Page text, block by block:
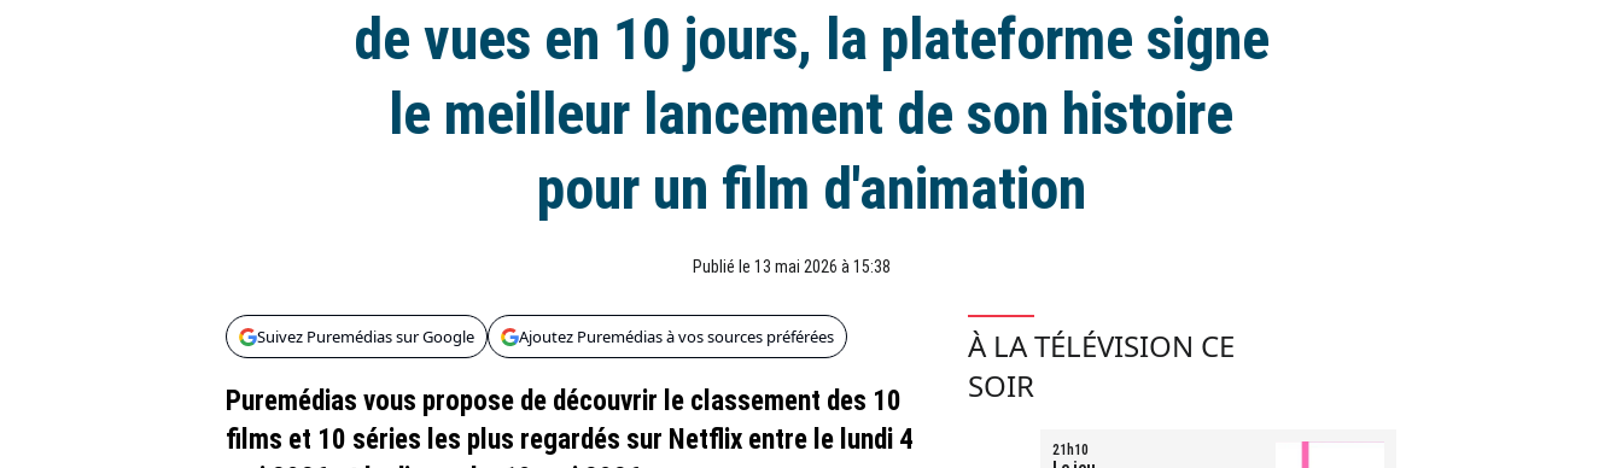
de vues en 10 jours, la plateforme signe
le meilleur lancement de son histoire
pour un film d'animation
Publié le 13 mai 2026 à 15:38
Suivez Puremédias sur Google Ajoutez Puremédias à vos sources préférées
Puremédias vous propose de découvrir le classement des 10
films et 10 séries les plus regardés sur Netflix entre le lundi 4
À LA TÉLÉVISION CE
SOIR
21h10